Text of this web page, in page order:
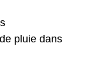
pluie dans